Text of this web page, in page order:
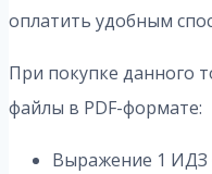
оплатить удобным
При покупке данного
файлы в PDF-формате:
Выражение 1 ИДЗ